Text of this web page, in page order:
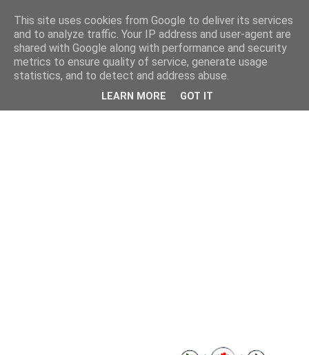
This site uses cookies from Google to deliver its services
and to analyze traffic. Your IP address and user-agent are
shared with Google along with performance and security
metrics to ensure quality of service, generate usage
statistics, and to detect and address abuse.
LEARN MORE GOT IT